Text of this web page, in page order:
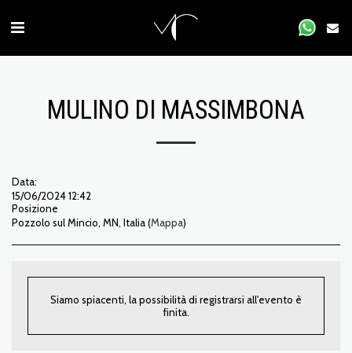
MULINO DI MASSIMBONA
Data:
15/06/2024 12:42
Posizione
Pozzolo sul Mincio, MN, Italia (Mappa)
Siamo spiacenti, la possibilità di registrarsi all'evento è
finita.